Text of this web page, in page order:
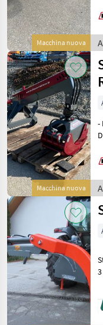
Macchina nuova
e
Macchina nuova
-
e